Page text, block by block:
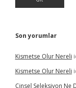
Son yorumlar
Kismetse Olur Nereli
Kismetse Olur Nereli
Cinsel Seleksiyon Ne